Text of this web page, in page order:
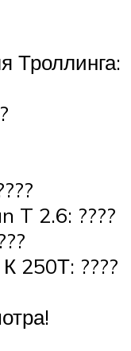
Троллинга:
T 2.6: ????
250Т: ????